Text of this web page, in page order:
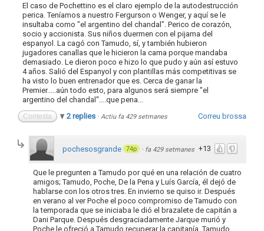
El caso de Pochettino es el claro ejemplo de la autodestrucción
perica. Teníamos a nuestro Fergurson o Wenger, y aquí se le
insultaba como "el argentino del chandal". Perico de corazón,
socio y accionista. Sus niños duermen con el pijama del
espanyol. La cagó con Tamudo, sí, y también hubieron
jugadores canallas que le hicieron la cama porque mandaba
demasiado. Le dieron poco e hizo lo que pudo y aún así estuvo
4 años. Salió del Espanyol y con plantillas más competitivas se
ha visto lo buen entrenador que es. Cerca de ganar la
Premier.....aún todo esto, para algunos será siempre "el
argentino del chandal"....que pena...
Correu brossa
Contesta 2 replies · Actiu fa 429 setmanes
+13
pochesosgrande 74p · fa 429 setmanes
Que le pregunten a Tamudo por qué en una relación de cuatro
amigos; Tamudo, Poche, De la Pena y Luís García, él dejó de
hablarse con los otros tres. En invierno se quiso ir. Después
en verano al ver Poche el poco compromiso de Tamudo con
la temporada que se iniciaba le dió el brazalete de capitán a
Dani Parque. Después desgraciadamente Jarque murió y
Poche le ofreció a Tamudo recuperar la capitanía. Tamudo